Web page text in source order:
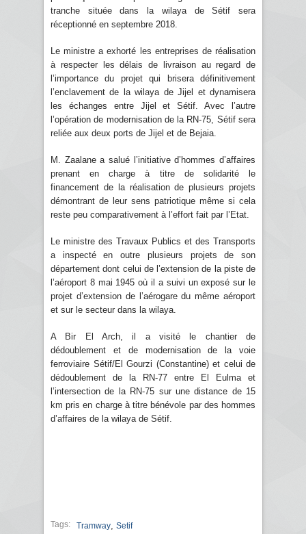
tranche située dans la wilaya de Sétif sera
réceptionné en septembre 2018.
Le ministre a exhorté les entreprises de réalisation
à respecter les délais de livraison au regard de
l’importance du projet qui brisera définitivement
l’enclavement de la wilaya de Jijel et dynamisera
les échanges entre Jijel et Sétif. Avec l’autre
l’opération de modernisation de la RN-75, Sétif sera
reliée aux deux ports de Jijel et de Bejaia.
M. Zaalane a salué l’initiative d’hommes d’affaires
prenant en charge à titre de solidarité le
financement de la réalisation de plusieurs projets
démontrant de leur sens patriotique même si cela
reste peu comparativement à l’effort fait par l’Etat.
Le ministre des Travaux Publics et des Transports
a inspecté en outre plusieurs projets de son
département dont celui de l’extension de la piste de
l’aéroport 8 mai 1945 où il a suivi un exposé sur le
projet d’extension de l’aérogare du même aéroport
et sur le secteur dans la wilaya.
A Bir El Arch, il a visité le chantier de
dédoublement et de modernisation de la voie
ferroviaire Sétif/El Gourzi (Constantine) et celui de
dédoublement de la RN-77 entre El Eulma et
l’intersection de la RN-75 sur une distance de 15
km pris en charge à titre bénévole par des hommes
d’affaires de la wilaya de Sétif.
Tags: Tramway Setif